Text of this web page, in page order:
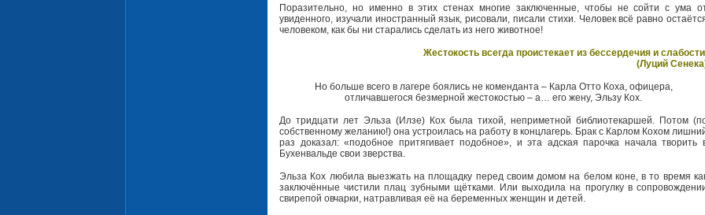
Поразительно, но именно в этих стенах многие заключенные, чтобы не сойти с ума
увиденного, изучали иностранный язык, рисовали, писали стихи. Человек всё равно
человеком, как бы ни старались сделать из него животное!
Жестокость всегда проистекает из бессердечия и
(Луций
Но больше всего в лагере боялись не коменданта – Карла Отто Коха, офицера,
отличавшегося безмерной жестокостью – а… его жену, Эльзу Кох.
До тридцати лет Эльза (Илзе) Кох была тихой, неприметной библиотекаршей. Потом
собственному желанию!) она устроилась на работу в концлагерь. Брак с Карлом Кохом
раз доказал: «подобное притягивает подобное», и эта адская парочка начала творить
Бухенвальде свои зверства.
Эльза Кох любила выезжать на площадку перед своим домом на белом коне, в то время
заключённые чистили плац зубными щётками. Или выходила на прогулку в
свирепой овчарки, натравливая её на беременных женщин и детей.